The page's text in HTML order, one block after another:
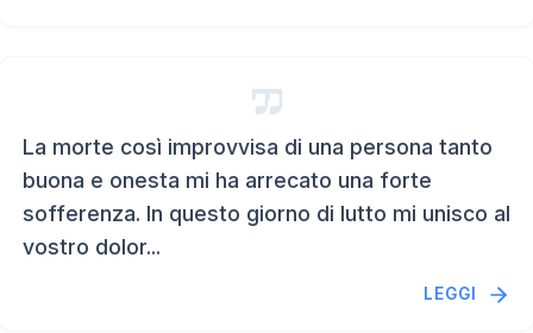
La morte così improvvisa di una persona tanto
buona e onesta mi ha arrecato una forte
sofferenza. In questo giorno di lutto mi unisco al
vostro dolor...
LEGGI